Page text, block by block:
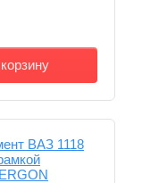
ВАЗ 1118